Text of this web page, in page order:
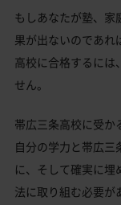
帯広三条高
国公立
帯広三条高
帯広市の他
帯広市の他
もしあなたが塾、家
果が出ないのであれ
高校に合格するには
せん。
帯広三条高校に受か
自分の学力と帯広
に、そして確実に
法に取り組む必要が